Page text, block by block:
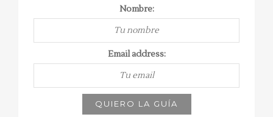
Nombre:
Email address: